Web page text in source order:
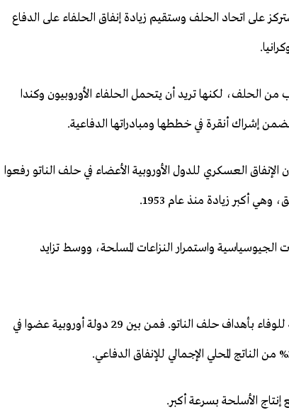
على اتحاد الحلف وستقيم زيادة إنفاق الحلفاء على الدفاع
من الحلف، لكنها تريد أن يتحمل الحلفاء الأوروبيون وكندا
إشراك أنقرة في خططها ومبادراتها الدفاعية.
العسكري للدول الأوروبية الأعضاء في حلف الناتو رفعوا
الجيوسياسية واستمرار النزاعات المسلحة، ووسط تزايد
ومن جهة أخرى، يعكس هذا الارتفاع مساعي الدول الأوروبية للوفاء بأهداف حلف الناتو. فمن بين 29 دولة أوروبية عضوا في
الأسلحة بسرعة أكبر.